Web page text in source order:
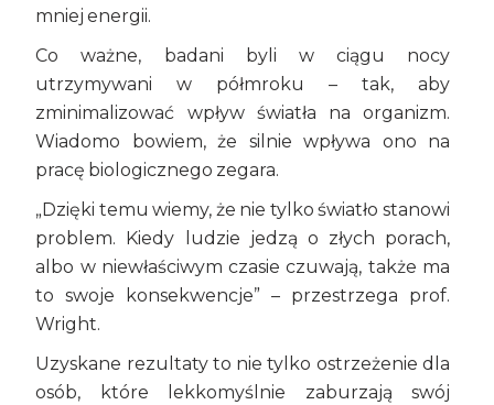
mniej energii.
Co ważne, badani byli w ciągu nocy
utrzymywani w półmroku – tak, aby
zminimalizować wpływ światła na organizm.
Wiadomo bowiem, że silnie wpływa ono na
pracę biologicznego zegara.
„Dzięki temu wiemy, że nie tylko światło stanowi
problem. Kiedy ludzie jedzą o złych porach,
albo w niewłaściwym czasie czuwają, także ma
to swoje konsekwencje” – przestrzega prof.
Wright.
Uzyskane rezultaty to nie tylko ostrzeżenie dla
osób, które lekkomyślnie zaburzają swój